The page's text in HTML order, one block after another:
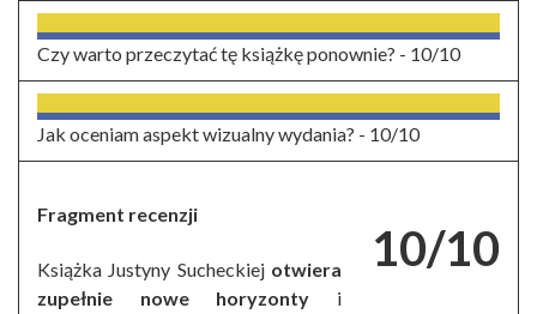
Czy warto przeczytać tę książkę ponownie? - 10/10
Jak oceniam aspekt wizualny wydania? - 10/10
10/10
Fragment recenzji
Książka Justyny Sucheckiej otwiera
zupełnie nowe horyzonty i